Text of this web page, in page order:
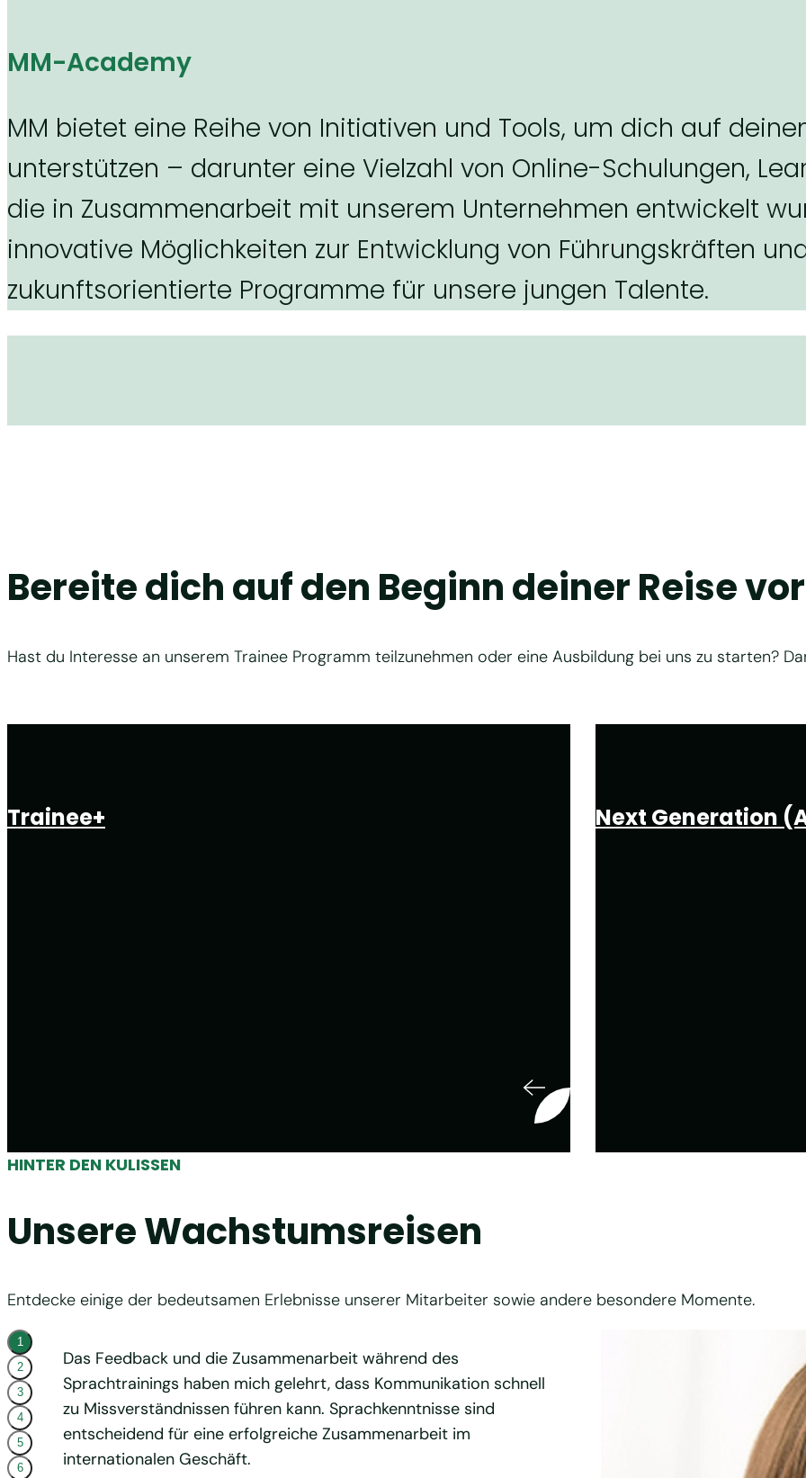
MM-Academy
MM bietet eine Reihe von Initiativen und Tools, um dich auf
unterstützen – darunter eine Vielzahl von Online-Schulungen,
die in Zusammenarbeit mit unserem Unternehmen entwickelt
innovative Möglichkeiten zur Entwicklung von Führungskräften
zukunftsorientierte Programme für unsere jungen Talente.
Bereite dich auf den Beginn deiner Reise vor
Hast du Interesse an unserem Trainee Programm teilzunehmen oder eine Ausbildung bei uns zu starten?
Trainee+ Next Generation
HINTER DEN KULISSEN
Unsere Wachstumsreisen
Entdecke einige der bedeutsamen Erlebnisse unserer Mitarbeiter sowie andere besondere Momente.
1
2
3
4
5
6
Das Feedback und die Zusammenarbeit während des
Sprachtrainings haben mich gelehrt, dass Kommunikation schnell
zu Missverständnissen führen kann. Sprachkenntnisse sind
entscheidend für eine erfolgreiche Zusammenarbeit im
internationalen Geschäft.
Durch das Feedback und die
Lateral Leadership-Trainings
reflektieren und mich stetig zu
Trainer waren für mich eine